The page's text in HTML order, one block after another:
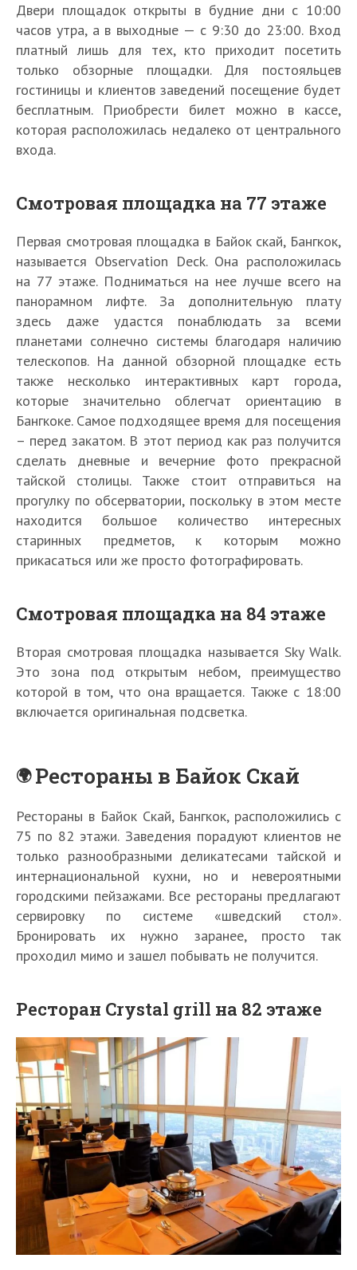
Двери площадок открыты в будние дни с 10:00
часов утра, а в выходные — с 9:30 до 23:00. Вход
платный лишь для тех, кто приходит посетить
только обзорные площадки. Для постояльцев
гостиницы и клиентов заведений посещение будет
бесплатным. Приобрести билет можно в кассе,
которая расположилась недалеко от центрального
входа.
Смотровая площадка на 77 этаже
Первая смотровая площадка в Байок скай, Бангкок,
называется Observation Deck. Она расположилась
на 77 этаже. Подниматься на нее лучше всего на
панорамном лифте. За дополнительную плату
здесь даже удастся понаблюдать за всеми
планетами солнечно системы благодаря наличию
телескопов. На данной обзорной площадке есть
также несколько интерактивных карт города,
которые значительно облегчат ориентацию в
Бангкоке. Самое подходящее время для посещения
– перед закатом. В этот период как раз получится
сделать дневные и вечерние фото прекрасной
тайской столицы. Также стоит отправиться на
прогулку по обсерватории, поскольку в этом месте
находится большое количество интересных
старинных предметов, к которым можно
прикасаться или же просто фотографировать.
Смотровая площадка на 84 этаже
Вторая смотровая площадка называется Sky Walk.
Это зона под открытым небом, преимущество
которой в том, что она вращается. Также с 18:00
включается оригинальная подсветка.
Рестораны в Байок Скай
Рестораны в Байок Скай, Бангкок, расположились с
75 по 82 этажи. Заведения порадуют клиентов не
только разнообразными деликатесами тайской и
интернациональной кухни, но и невероятными
городскими пейзажами. Все рестораны предлагают
сервировку по системе «шведский стол».
Бронировать их нужно заранее, просто так
проходил мимо и зашел побывать не получится.
Ресторан Crystal grill на 82 этаже